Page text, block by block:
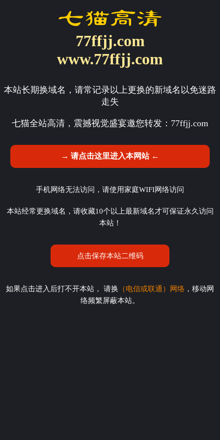
77ffjj.com
www.77ffjj.com
本站长期换域名，请常记录以上更换的新域名以免迷路
走失
七猫全站高清，震撼视觉盛宴邀您转发： 77ffjj.com
→ 请点击这里进入本网站 ←
手机网络无法访问，请使用家庭WIFI网络访问
本站经常更换域名，请收藏10个以上最新域名才可保证永久访问
本站！
点击保存本站二维码
如果点击进入后打不开本站， 请换 （电信或联通）网络 ，移动网
络频繁屏蔽本站。